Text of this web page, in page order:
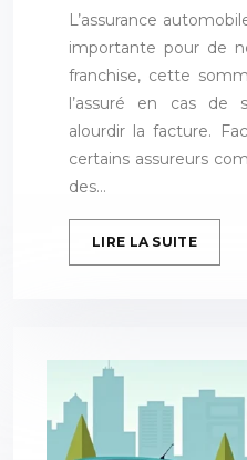
L’assurance
importante pour de
franchise, cette
l’assuré en cas de
alourdir la facture.
certains assureurs
des…
LIRE LA SUITE